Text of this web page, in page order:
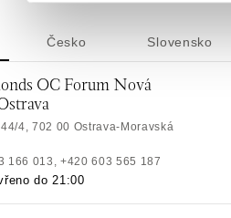
Česko Slovensko
OC Forum Nová
4, 702 00 Ostrava-Moravská
166 013, +420 603 565 187
do 21:00